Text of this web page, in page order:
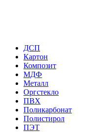
ДСП
Картон
Композит
МДФ
Металл
Оргстекло
ПВХ
Поликарбонат
Полистирол
ПЭТ